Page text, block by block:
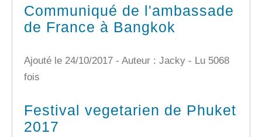
Communiqué de l'ambassade
de France à Bangkok
Ajouté le 24/10/2017 - Auteur : Jacky - Lu 5068
fois
Festival vegetarien de Phuket
2017